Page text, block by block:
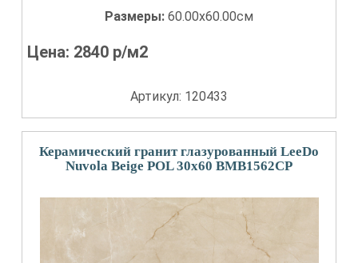
Размеры: 60.00x60.00см
Цена: 2840 р/м2
Артикул: 120433
Керамический гранит глазурованный LeeDo
Nuvola Beige POL 30x60 BMB1562CP